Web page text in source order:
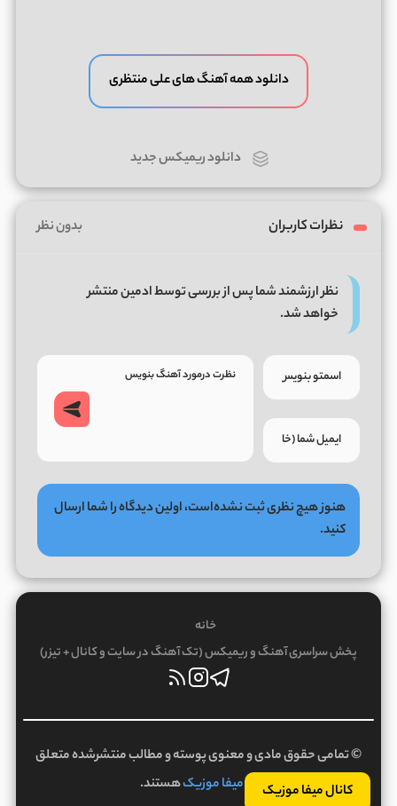
کانال میفا موزیک
دانلود همه آهنگ های علی منتظری
دانلود ریمیکس جدید
نظرات کاربران بدون نظر
نظر ارزشمند شما پس از بررسی توسط ادمین منتشر
خواهد شد.
هنوز هیچ نظری ثبت نشده‌است، اولین دیدگاه را شما ارسال
کنید.
خانه
پخش سراسری آهنگ و ریمیکس (تک آهنگ در سایت و کانال + تیزر)
© تمامی حقوق مادی و معنوی پوسته و مطالب منتشرشده متعلق
بهمیفا موزیکهستند.